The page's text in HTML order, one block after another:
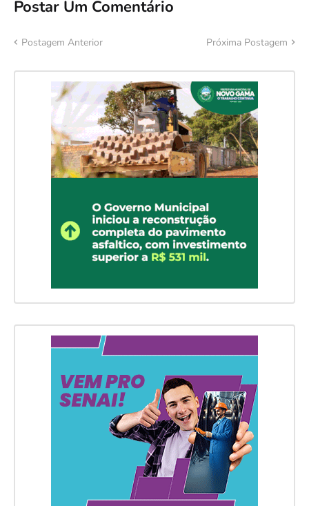
Postar Um Comentário
Postagem Anterior Próxima Postagem